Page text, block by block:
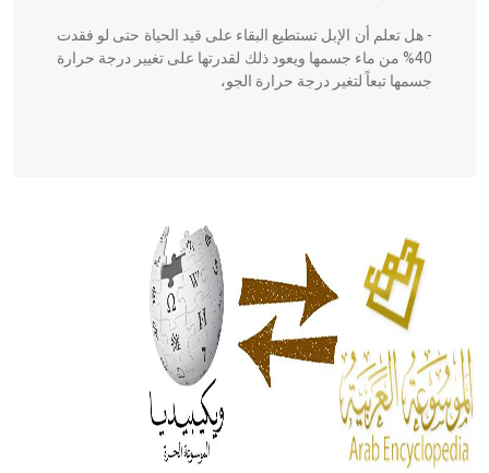
- هل تعلم أن الإبل تستطيع البقاء على قيد الحياة حتى لو فقدت
40% من ماء جسمها ويعود ذلك لقدرتها على تغيير درجة حرارة
جسمها تبعاً لتغير درجة حرارة الجو،
الحكم، الأدلة، تنظيم التغذية، ورسالته في جروح الرأس. ويعود
له الفضل بأنه حرر الطب من الدين والفلسفة.
- هل تعلم أن المرجان إفراز حيواني يتكون في البحر ويتركب
من مادة كربونات الكلسيوم، وهو أحمر أو شديد الحمرة وهو
أجود أنواعه، ويمتاز بكبر الحجم ويسمى الش